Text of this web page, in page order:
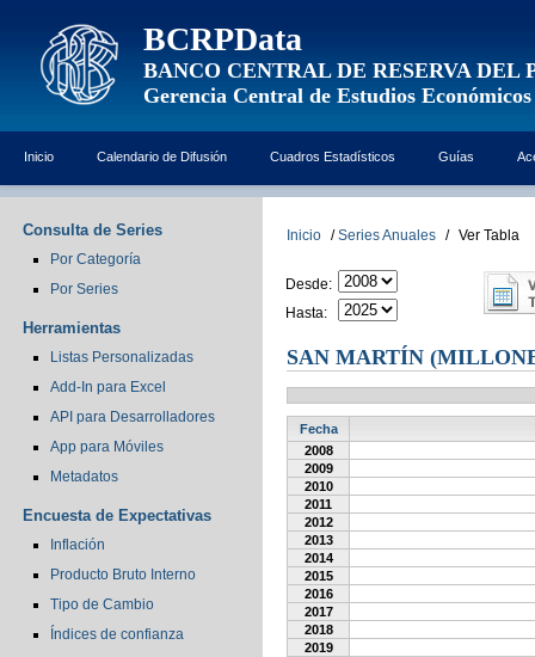
BCRPData
BANCO CENTRAL DE RESERVA DEL
Gerencia Central de Estudios Económicos
Inicio Calendario de Difusión Cuadros Estadísticos Guías
Consulta de Series
Por Categoría
Por Series
Herramientas
Listas Personalizadas
Add-In para Excel
API para Desarrolladores
App para Móviles
Metadatos
Encuesta de Expectativas
Inflación
Producto Bruto Interno
Tipo de Cambio
Índices de confianza
Inicio / Series Anuales / Ver Tabla
Desde:
Hasta:
SAN MARTÍN
Fecha
2008
2009
2010
2011
2012
2013
2014
2015
2016
2017
2018
2019